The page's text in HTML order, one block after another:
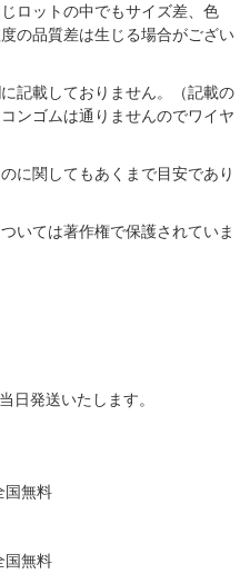
ロットの中でもサイズ差、色
の品質差は生じる場合がござい
記載しておりません。（記載の
ンゴムは通りませんのでワイヤ
に関してもあくまで目安であり
いては著作権で保護されていま
日発送いたします。
国無料
国無料